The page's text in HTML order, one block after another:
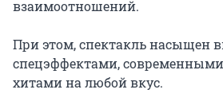
взаимоотношений.
При этом, спектакль насыщен
спецэффектами,
хитами на любой вкус.